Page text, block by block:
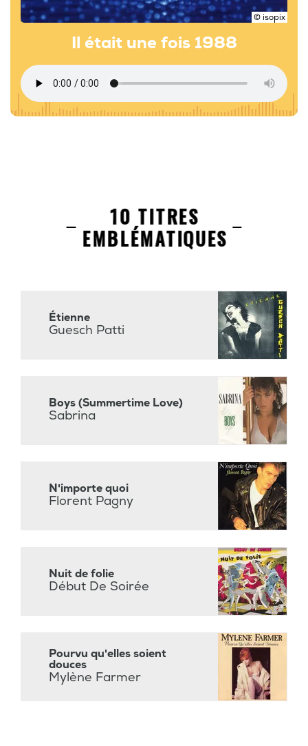
© isopix
Il était une fois 1988
10 TITRES
EMBLÉMATIQUES
Étienne
Guesch Patti
Boys (Summertime Love)
Sabrina
N'importe quoi
Florent Pagny
Nuit de folie
Début De Soirée
Pourvu qu'elles soient
douces
Mylène Farmer